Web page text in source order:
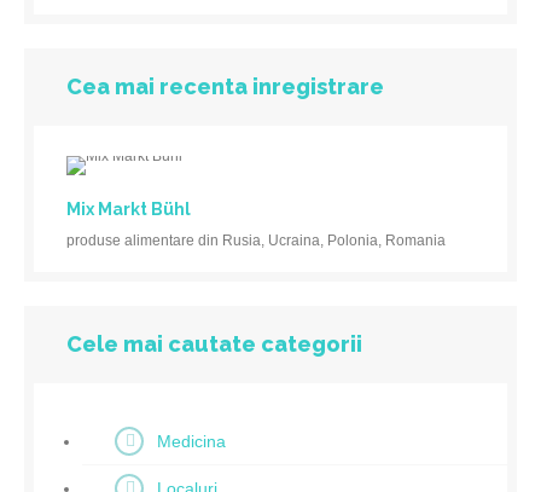
Cea mai recenta inregistrare
Mix Markt Bühl
produse alimentare din Rusia, Ucraina, Polonia, Romania
Cele mai cautate categorii
Medicina